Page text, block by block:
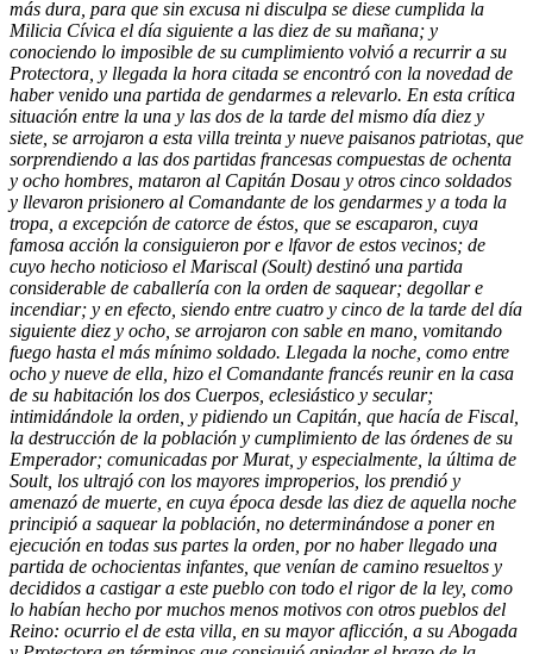
más dura, para que sin excusa ni disculpa se diese cumplida la
Milicia Cívica el día siguiente a las diez de su mañana; y
conociendo lo imposible de su cumplimiento volvió a recurrir a su
Protectora, y llegada la hora citada se encontró con la novedad de
haber venido una partida de gendarmes a relevarlo. En esta crítica
situación entre la una y las dos de la tarde del mismo día diez y
siete, se arrojaron a esta villa treinta y nueve paisanos patriotas, que
sorprendiendo a las dos partidas francesas compuestas de ochenta
y ocho hombres, mataron al Capitán Dosau y otros cinco soldados
y llevaron prisionero al Comandante de los gendarmes y a toda la
tropa, a excepción de catorce de éstos, que se escaparon, cuya
famosa acción la consiguieron por e lfavor de estos vecinos; de
cuyo hecho noticioso el Mariscal (Soult) destinó una partida
considerable de caballería con la orden de saquear; degollar e
incendiar; y en efecto, siendo entre cuatro y cinco de la tarde del día
siguiente diez y ocho, se arrojaron con sable en mano, vomitando
fuego hasta el más mínimo soldado. Llegada la noche, como entre
ocho y nueve de ella, hizo el Comandante francés reunir en la casa
de su habitación los dos Cuerpos, eclesiástico y secular;
intimidándole la orden, y pidiendo un Capitán, que hacía de Fiscal,
la destrucción de la población y cumplimiento de las órdenes de su
Emperador; comunicadas por Murat, y especialmente, la última de
Soult, los ultrajó con los mayores improperios, los prendió y
amenazó de muerte, en cuya época desde las diez de aquella noche
principió a saquear la población, no determinándose a poner en
ejecución en todas sus partes la orden, por no haber llegado una
partida de ochocientas infantes, que venían de camino resueltos y
decididos a castigar a este pueblo con todo el rigor de la ley, como
lo habían hecho por muchos menos motivos con otros pueblos del
Reino: ocurrio el de esta villa, en su mayor aflicción, a su Abogada